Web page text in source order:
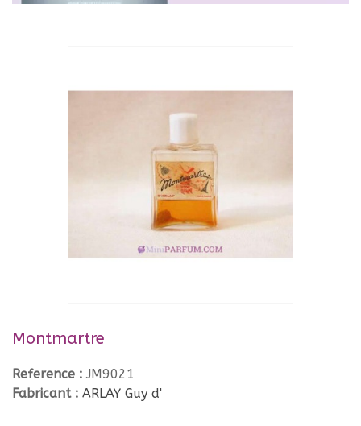
Montmartre
Reference : JM9021
Fabricant : ARLAY Guy d'